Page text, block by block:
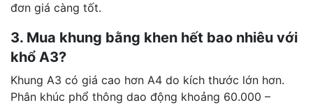
đơn giá càng tốt.
3. Mua khung bằng khen hết bao nhiêu với
khổ A3?
Khung A3 có giá cao hơn A4 do kích thước lớn hơn.
Phân khúc phổ thông dao động khoảng 60.000 –